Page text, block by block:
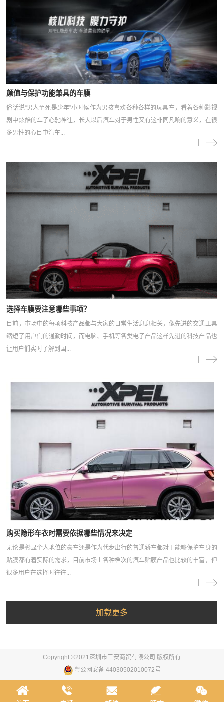
颜值与保护功能兼具的车膜
俗话说“男人至死是少年”小时候作为男孩喜欢各种各样的玩具车，看着各种影视
剧中炫酷的车子心驰神往，长大以后汽车对于男性又有这非同凡响的意义，在很
多男性的心目中汽车...
选择车膜要注意哪些事项？
目前，市场中的每项科技产品都与大家的日常生活息息相关，像先进的交通工具
缩短了用户们的通勤时间，而电脑、手机等各类电子产品这样先进的科技产品也
让用户们实时了解到国...
购买隐形车衣时需要依据哪些情况来决定
无论是彰显个人地位的豪车还是作为代步出行的普通轿车都对于能够保护车身的
贴膜都有着实际的需求，目前市场上各种档次的汽车贴膜产品也比较的丰富，但
很多用户在选择时往往...
Copyright ©2021深圳市三安商贸有限公司 版权所有
粤公网安备 44030502010072号